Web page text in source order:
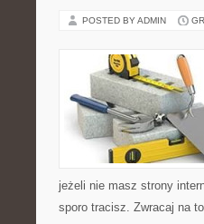
POSTED BY ADMIN
jeżeli nie masz strony
sporo tracisz. Zwracaj na